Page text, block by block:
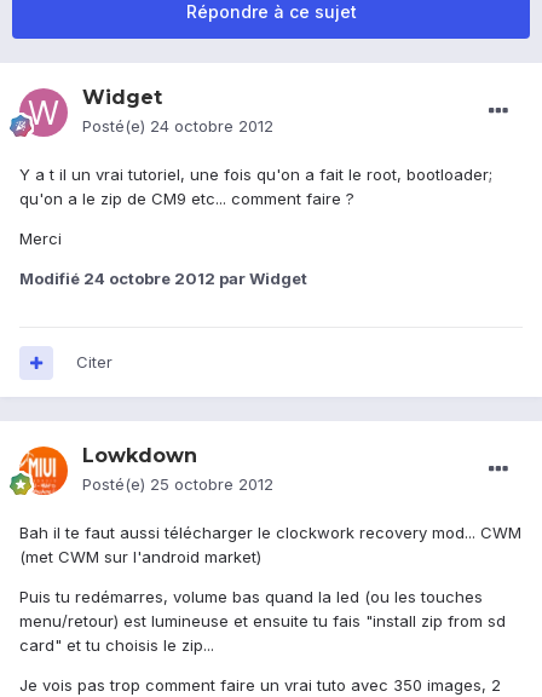
Répondre à ce sujet
Widget
Posté(e) 24 octobre 2012
Y a t il un vrai tutoriel, une fois qu'on a fait le root, bootloader;
qu'on a le zip de CM9 etc... comment faire ?
Merci
Modifié 24 octobre 2012 par Widget
Citer
Lowkdown
Posté(e) 25 octobre 2012
Bah il te faut aussi télécharger le clockwork recovery mod... CWM
(met CWM sur l'android market)
Puis tu redémarres, volume bas quand la led (ou les touches
menu/retour) est lumineuse et ensuite tu fais "install zip from sd
card" et tu choisis le zip...
Je vois pas trop comment faire un vrai tuto avec 350 images, 2